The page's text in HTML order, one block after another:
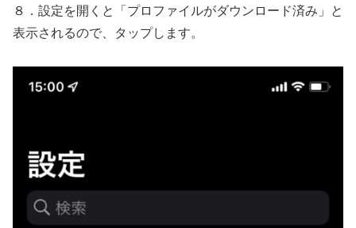
８．設定を開くと「プロファイルがダウンロード済み」と
表示されるので、タップします。